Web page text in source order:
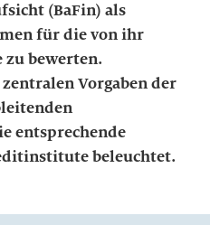
(BaFin) als
für die von ihr
bewerten.
Vorgaben der
entsprechende
beleuchtet.